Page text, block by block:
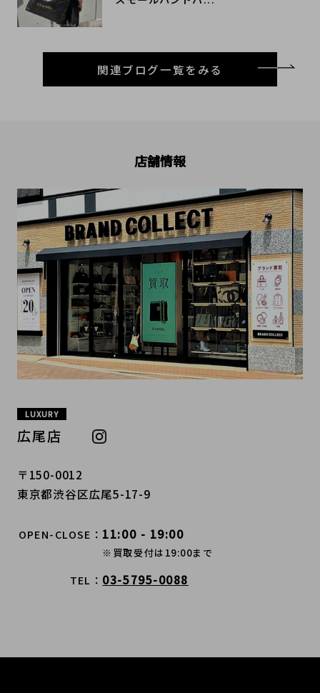
関連ブログ一覧をみる
店舗情報
LUXURY
広尾店
〒150-0012
東京都渋谷区広尾5-17-9
OPEN-CLOSE 11:00 - 19:00
※買取受付は19:00まで
TEL 03-5795-0088